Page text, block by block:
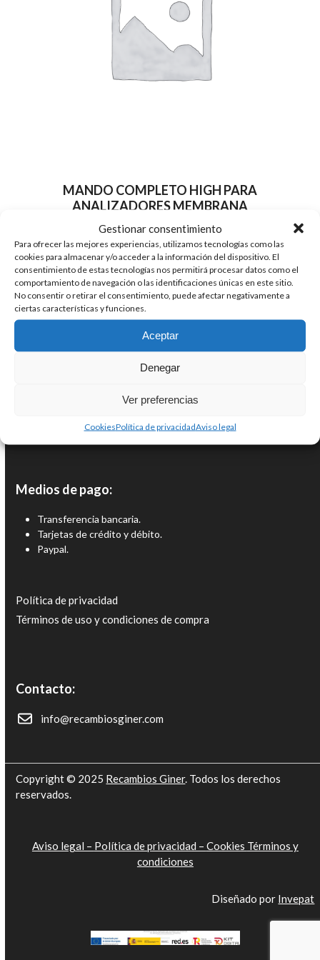
Gestionar consentimiento
Para ofrecer las mejores experiencias, utilizamos tecnologías como las
cookies para almacenar y/o acceder a la información del dispositivo. El
consentimiento de estas tecnologías nos permitirá procesar datos como el
comportamiento de navegación o las identificaciones únicas en este sitio.
No consentir o retirar el consentimiento, puede afectar negativamente a
ciertas características y funciones.
Aceptar
Denegar
Ver preferencias
CookiesPolítica de privacidadAviso legal
MANDO COMPLETO HIGH PARA
ANALIZADORES MEMBRANA
11.00€ + IVA
Medios de pago:
Transferencia bancaria.
Tarjetas de crédito y débito.
Paypal.
Política de privacidad
Términos de uso y condiciones de compra
Contacto:
info@recambiosginer.com
Copyright © 2025 Recambios Giner. Todos los derechos
reservados.
Aviso legal – Política de privacidad – Cookies Términos y
condiciones
Diseñado por Invepat